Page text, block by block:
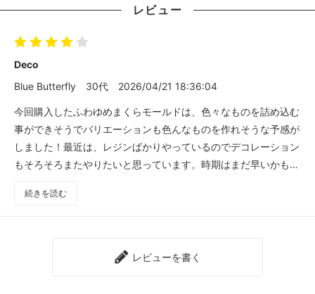
レビュー
Deco
Blue Butterfly
30代 2026/04/21 18:36:04
今回購入したふわゆめまくらモールドは、色々なものを詰め込む
事ができそうでバリエーションも色んなものを作れそうな予感が
しました！最近は、レジンばかりやっているのでデコレーション
もそろそろまたやりたいと思っています。時期はまだ早いかもだ
と、ほんと色々作りたくなります。特にカラフルなものをいつも
続きを読む
レビューを書く